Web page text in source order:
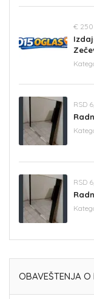
€ 250
RSD
RSD
OBAVEŠTENJA